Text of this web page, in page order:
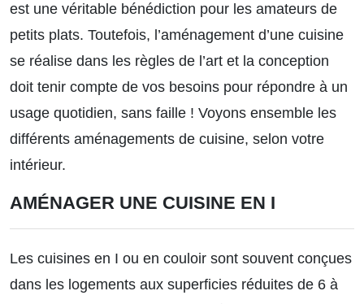
est une véritable bénédiction pour les amateurs de
petits plats. Toutefois, l’aménagement d’une cuisine
se réalise dans les règles de l’art et la conception
doit tenir compte de vos besoins pour répondre à un
usage quotidien, sans faille ! Voyons ensemble les
différents aménagements de cuisine, selon votre
intérieur.
AMÉNAGER UNE CUISINE EN I
Les cuisines en I ou en couloir sont souvent conçues
dans les logements aux superficies réduites de 6 à